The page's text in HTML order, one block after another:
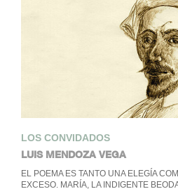
LOS CONVIDADOS
LUIS MENDOZA VEGA
EL POEMA ES TANTO UNA ELEGÍA
EXCESO. MARÍA, LA INDIGENTE